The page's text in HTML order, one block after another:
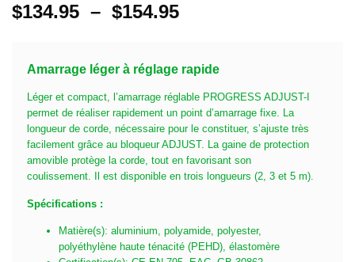
$134.95 – $154.95
Amarrage léger à réglage rapide
Léger et compact, l’amarrage réglable PROGRESS ADJUST-I
permet de réaliser rapidement un point d’amarrage fixe. La
longueur de corde, nécessaire pour le constituer, s’ajuste très
facilement grâce au bloqueur ADJUST. La gaine de protection
amovible protège la corde, tout en favorisant son
coulissement. Il est disponible en trois longueurs (2, 3 et 5 m).
Spécifications :
Matière(s): aluminium, polyamide, polyester,
polyéthylène haute ténacité (PEHD), élastomère